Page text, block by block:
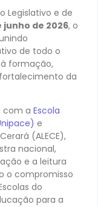
Legislativo e de
junho de 2026, o
de todo o
formação,
da
com a Escola
e
(ALECE),
nacional,
e a leitura
o compromisso
do
para a